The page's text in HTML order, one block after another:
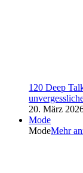
120 Deep
20. März
Mode
ModeMehr